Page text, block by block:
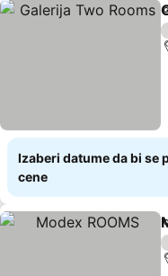
Izaberi datume da bi se
cene